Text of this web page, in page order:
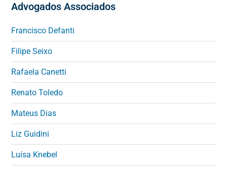
Advogados Associados
Francisco Defanti
Filipe Seixo
Rafaela Canetti
Renato Toledo
Mateus Dias
Liz Guidini
Luísa Knebel